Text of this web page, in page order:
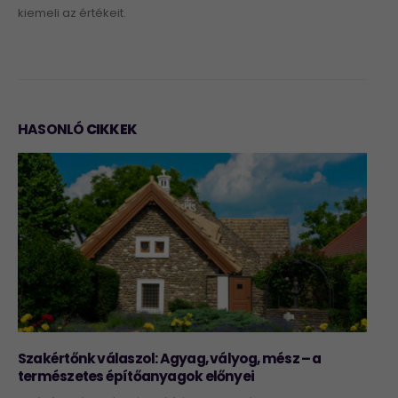
kiemeli az értékeit.
HASONLÓCIKKEK
Így érdemes terveznünk az otthonfelújítási
támogatás felhasználásával